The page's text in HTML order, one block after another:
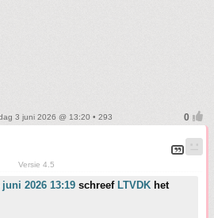
3 juni 2026 @ 13:20 • 293
Versie 4.5
2026 13:19 schreef LTVDK het